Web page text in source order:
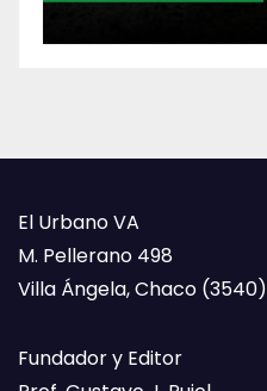
El Urbano VA
M. Pellerano 498
Villa Ángela, Chaco (3540)
Fundador y Editor